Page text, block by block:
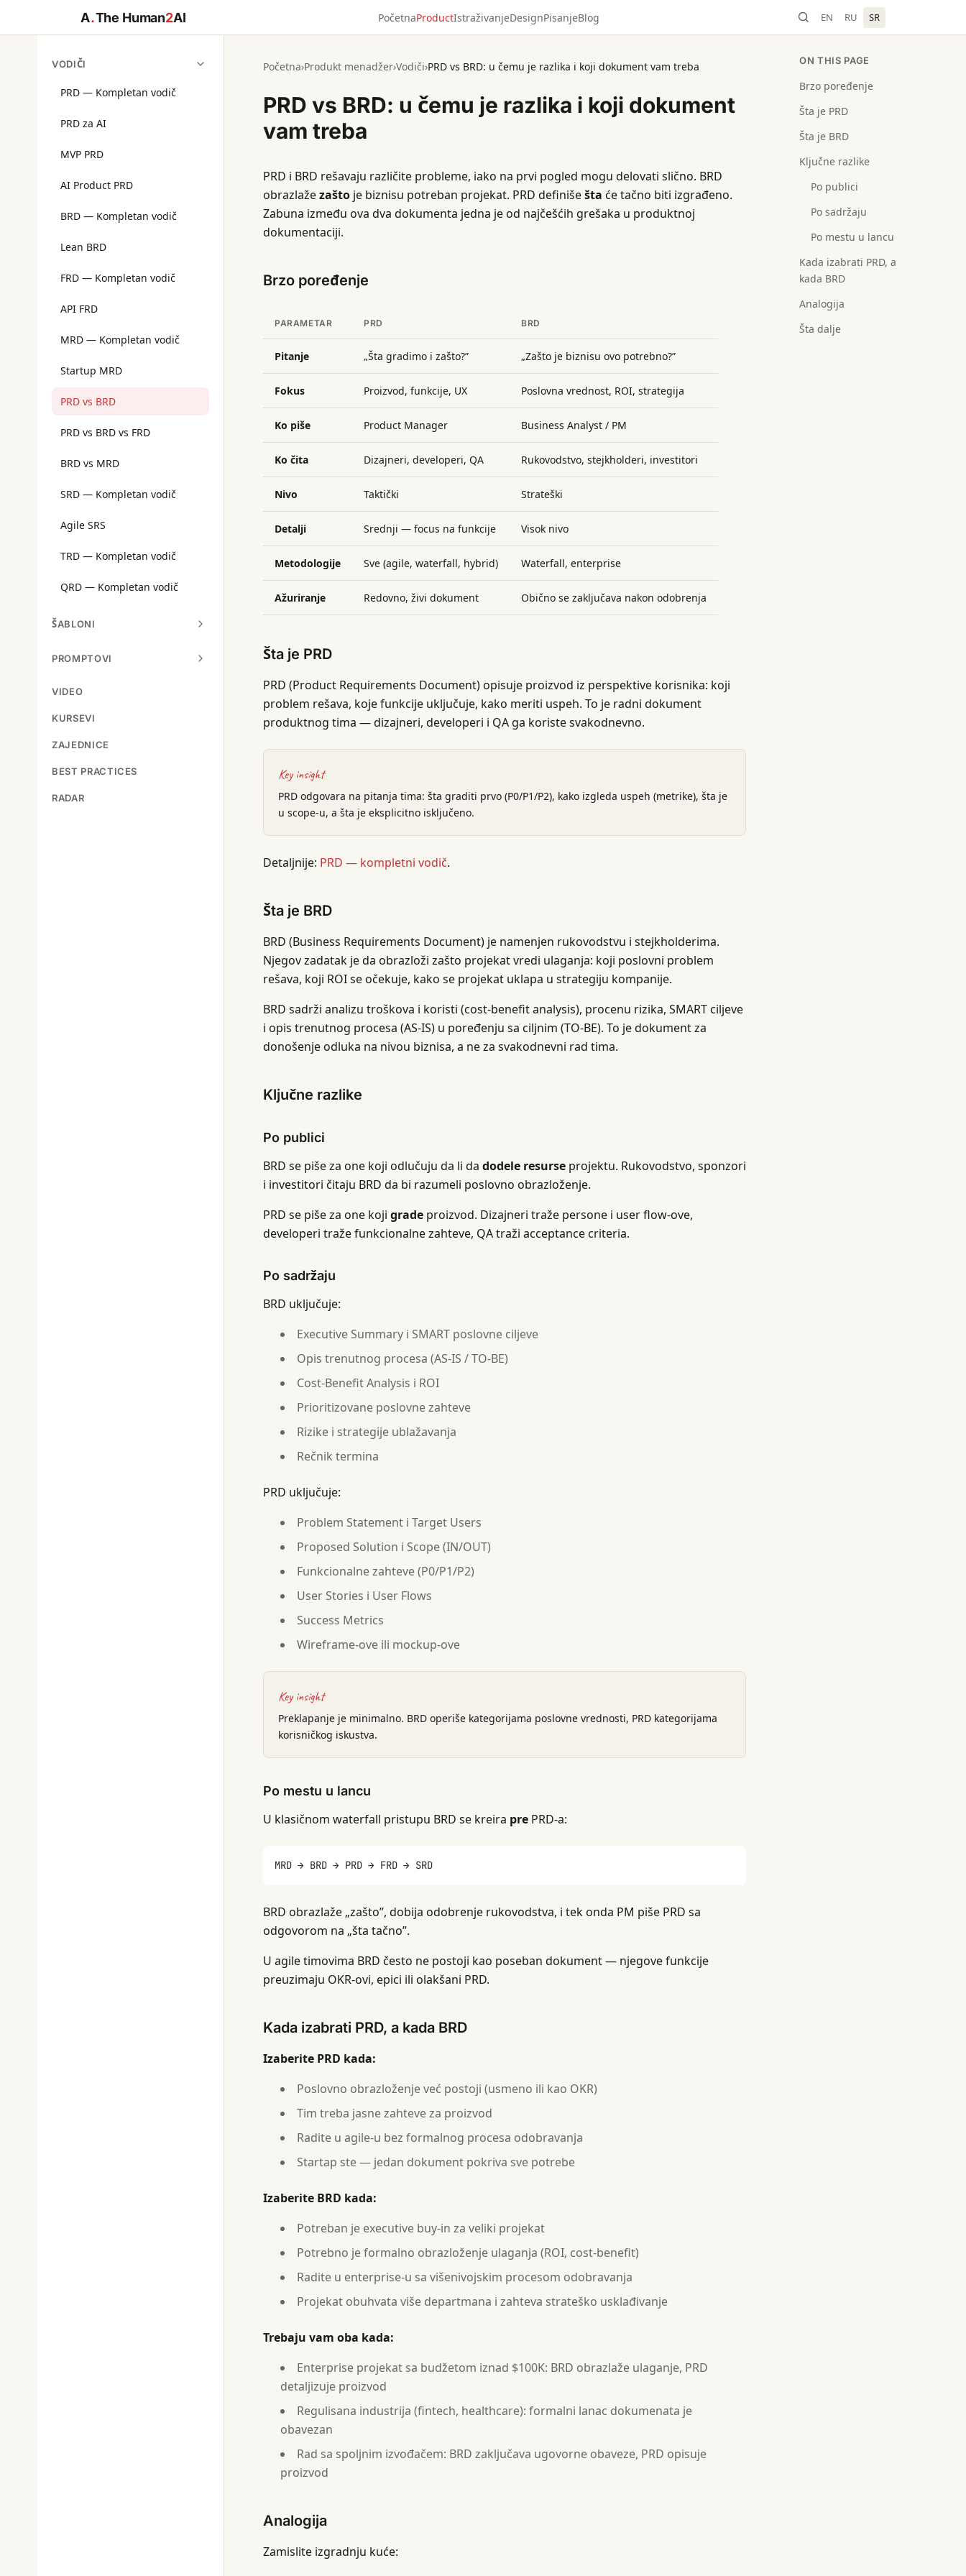
A.The Human2AI PočetnaProductIstraživanjeDesignPisanjeBlog EN RU SR
VODIČI
PRD — Kompletan vodič
PRD za AI
MVP PRD
AI Product PRD
BRD — Kompletan vodič
Lean BRD
FRD — Kompletan vodič
API FRD
MRD — Kompletan vodič
Startup MRD
PRD vs BRD
PRD vs BRD vs FRD
BRD vs MRD
SRD — Kompletan vodič
Agile SRS
TRD — Kompletan vodič
QRD — Kompletan vodič
ŠABLONI
PROMPTOVI
VIDEO
KURSEVI
ZAJEDNICE
BEST PRACTICES
RADAR
Početna›Produkt menadžer›Vodiči›PRD vs BRD: u čemu je razlika i koji dokument vam treba
PRD vs BRD: u čemu je razlika i koji dokument
vam treba
PRD i BRD rešavaju različite probleme, iako na prvi pogled mogu delovati slično. BRD
obrazlažezašto je biznisu potreban projekat. PRD definišešta će tačno biti izgrađeno.
Zabuna između ova dva dokumenta jedna je od najčešćih grešaka u produktnoj
dokumentaciji.
Brzo poređenje
PARAMETAR PRD BRD
Pitanje „Šta gradimo i zašto?” „Zašto je biznisu ovo potrebno?”
Fokus Proizvod, funkcije, UX Poslovna vrednost, ROI, strategija
Ko piše Product Manager Business Analyst / PM
Ko čita Dizajneri, developeri, QA Rukovodstvo, stejkholderi, investitori
Nivo Taktički Strateški
Detalji Srednji — focus na funkcije Visok nivo
Metodologije Sve (agile, waterfall, hybrid) Waterfall, enterprise
Ažuriranje Redovno, živi dokument Obično se zaključava nakon odobrenja
Šta je PRD
PRD (Product Requirements Document) opisuje proizvod iz perspektive korisnika: koji
problem rešava, koje funkcije uključuje, kako meriti uspeh. To je radni dokument
produktnog tima — dizajneri, developeri i QA ga koriste svakodnevno.
Key insight
PRD odgovara na pitanja tima: šta graditi prvo (P0/P1/P2), kako izgleda uspeh (metrike), šta je
u scope-u, a šta je eksplicitno isključeno.
Detaljnije: PRD — kompletni vodič.
Šta je BRD
BRD (Business Requirements Document) je namenjen rukovodstvu i stejkholderima.
Njegov zadatak je da obrazloži zašto projekat vredi ulaganja: koji poslovni problem
rešava, koji ROI se očekuje, kako se projekat uklapa u strategiju kompanije.
BRD sadrži analizu troškova i koristi (cost-benefit analysis), procenu rizika, SMART ciljeve
i opis trenutnog procesa (AS-IS) u poređenju sa ciljnim (TO-BE). To je dokument za
donošenje odluka na nivou biznisa, a ne za svakodnevni rad tima.
Ključne razlike
Po publici
BRD se piše za one koji odlučuju da li da dodele resurse projektu. Rukovodstvo, sponzori
i investitori čitaju BRD da bi razumeli poslovno obrazloženje.
PRD se piše za one koji grade proizvod. Dizajneri traže persone i user flow-ove,
developeri traže funkcionalne zahteve, QA traži acceptance criteria.
Po sadržaju
BRD uključuje:
Executive Summary i SMART poslovne ciljeve
Opis trenutnog procesa (AS-IS / TO-BE)
Cost-Benefit Analysis i ROI
Prioritizovane poslovne zahteve
Rizike i strategije ublažavanja
Rečnik termina
PRD uključuje:
Problem Statement i Target Users
Proposed Solution i Scope (IN/OUT)
Funkcionalne zahteve (P0/P1/P2)
User Stories i User Flows
Success Metrics
Wireframe-ove ili mockup-ove
Key insight
Preklapanje je minimalno. BRD operiše kategorijama poslovne vrednosti, PRD kategorijama
korisničkog iskustva.
Po mestu u lancu
U klasičnom waterfall pristupu BRD se kreira pre PRD-a:
MRD → BRD → PRD → FRD → SRD
BRD obrazlaže „zašto”, dobija odobrenje rukovodstva, i tek onda PM piše PRD sa
odgovorom na „šta tačno”.
U agile timovima BRD često ne postoji kao poseban dokument — njegove funkcije
preuzimaju OKR-ovi, epici ili olakšani PRD.
Kada izabrati PRD, a kada BRD
Izaberite PRD kada:
Poslovno obrazloženje već postoji (usmeno ili kao OKR)
Tim treba jasne zahteve za proizvod
Radite u agile-u bez formalnog procesa odobravanja
Startap ste — jedan dokument pokriva sve potrebe
Izaberite BRD kada:
Potreban je executive buy-in za veliki projekat
Potrebno je formalno obrazloženje ulaganja (ROI, cost-benefit)
Radite u enterprise-u sa višenivojskim procesom odobravanja
Projekat obuhvata više departmana i zahteva strateško usklađivanje
Trebaju vam oba kada:
Enterprise projekat sa budžetom iznad $100K: BRD obrazlaže ulaganje, PRD
detaljizuje proizvod
Regulisana industrija (fintech, healthcare): formalni lanac dokumenata je
obavezan
Rad sa spoljnim izvođačem: BRD zaključava ugovorne obaveze, PRD opisuje
proizvod
Analogija
Zamislite izgradnju kuće:
ON THIS PAGE
Brzo poređenje
Šta je PRD
Šta je BRD
Ključne razlike
Po publici
Po sadržaju
Po mestu u lancu
Kada izabrati PRD, a
kada BRD
Analogija
Šta dalje